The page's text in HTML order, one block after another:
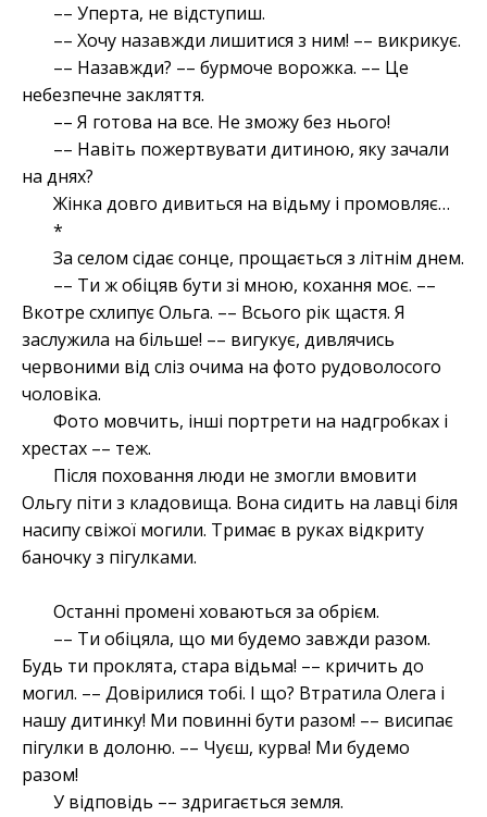
–– Уперта, не відступиш.
–– Хочу назавжди лишитися з ним! –– викрикує.
–– Назавжди? –– бурмоче ворожка. –– Це
небезпечне закляття.
–– Я готова на все. Не зможу без нього!
–– Навіть пожертвувати дитиною, яку зачали
на днях?
Жінка довго дивиться на відьму і промовляє…
*
За селом сідає сонце, прощається з літнім днем.
–– Ти ж обіцяв бути зі мною, кохання моє. ––
Вкотре схлипує Ольга. –– Всього рік щастя. Я
заслужила на більше! –– вигукує, дивлячись
червоними від сліз очима на фото рудоволосого
чоловіка.
Фото мовчить, інші портрети на надгробках і
хрестах –– теж.
Після поховання люди не змогли вмовити
Ольгу піти з кладовища. Вона сидить на лавці біля
насипу свіжої могили. Тримає в руках відкриту
баночку з пігулками.
Останні промені ховаються за обрієм.
–– Ти обіцяла, що ми будемо завжди разом.
Будь ти проклята, стара відьма! –– кричить до
могил. –– Довірилися тобі. І що? Втратила Олега і
нашу дитинку! Ми повинні бути разом! –– висипає
пігулки в долоню. –– Чуєш, курва! Ми будемо
разом!
У відповідь –– здригається земля.